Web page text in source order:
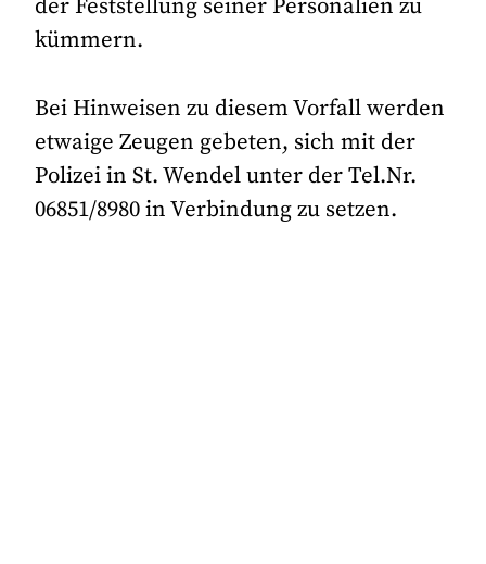
der Feststellung seiner Personalien zu
kümmern.
Bei Hinweisen zu diesem Vorfall werden
etwaige Zeugen gebeten, sich mit der
Polizei in St. Wendel unter der Tel.Nr.
06851/8980 in Verbindung zu setzen.